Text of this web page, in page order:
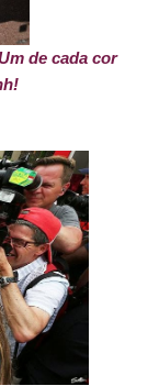
de cada cor